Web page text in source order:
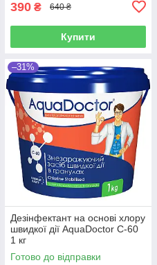
390 ₴ 640 ₴
Купити
–31%
Дезінфектант на основі хлору
швидкої дії AquaDoctor C-60
1 кг
Готово до відправки